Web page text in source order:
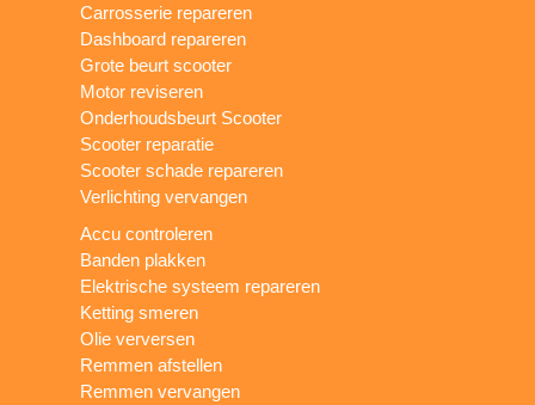
Carrosserie repareren
Dashboard repareren
Grote beurt scooter
Motor reviseren
Onderhoudsbeurt Scooter
Scooter reparatie
Scooter schade repareren
Verlichting vervangen
Accu controleren
Banden plakken
Elektrische systeem repareren
Ketting smeren
Olie verversen
Remmen afstellen
Remmen vervangen